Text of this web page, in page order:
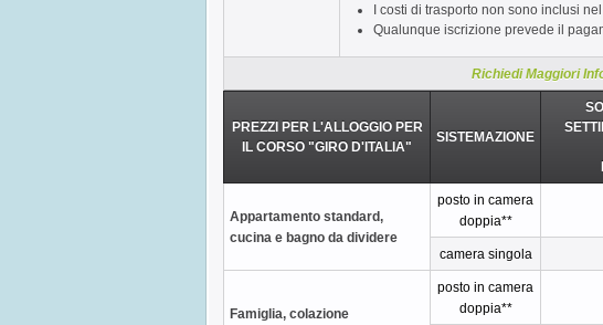
Richiedi Maggiori
I costi di trasporto non sono inclusi
Qualunque iscrizione prevede il
PREZZI PER L'ALLOGGIO PER
IL CORSO "GIRO D'ITALIA"
SISTEMAZIONE
Appartamento standard,
cucina e bagno da dividere
posto in camera
doppia**
camera singola
Famiglia, colazione
posto in camera
doppia**